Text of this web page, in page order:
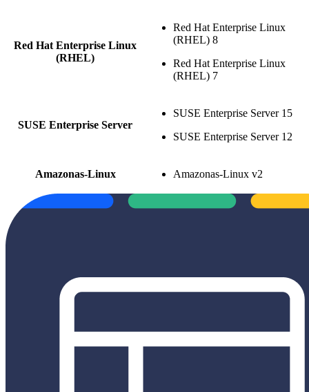
Red Hat Enterprise Linux
(RHEL)
Red Hat Enterprise Linux
(RHEL) 8
Red Hat Enterprise Linux
(RHEL) 7
SUSE Enterprise Server
SUSE Enterprise Server 15
SUSE Enterprise Server 12
Amazonas-Linux Amazonas-Linux v2